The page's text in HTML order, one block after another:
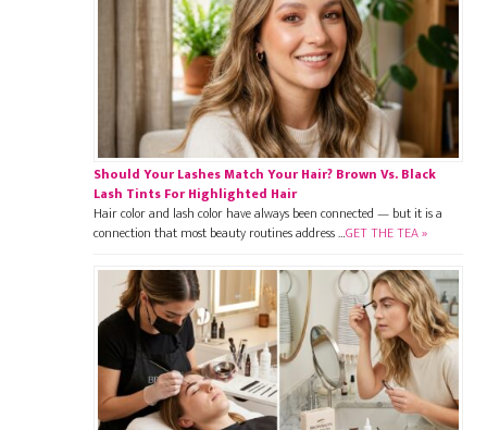
Should Your Lashes Match Your Hair? Brown Vs. Black
Lash Tints For Highlighted Hair
Hair color and lash color have always been connected — but it is a
connection that most beauty routines address …GET THE TEA »